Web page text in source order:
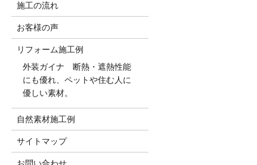
施工の流れ
お客様の声
リフォーム施工例
外装ガイナ 断熱・遮熱性能
にも優れ、ペットや住む人に
優しい素材。
自然素材施工例
サイトマップ